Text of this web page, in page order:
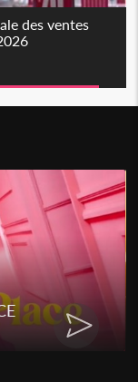
des ventes